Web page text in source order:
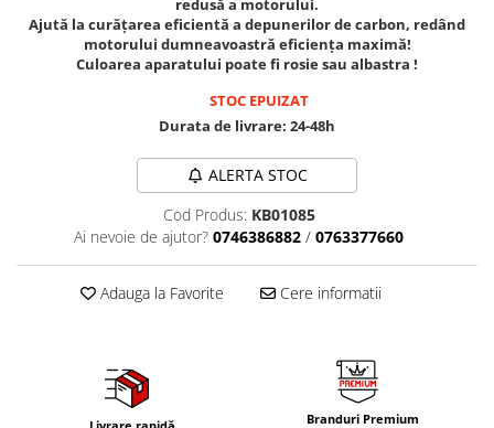
Pompe si Cilindri Hidraulici
Prese pentru arcuri
Redresoare,Roboti Pornire,Cabluri
Accesorii schimb ulei
Chei buson baie ulei
Chei filtru ulei
Recuperatoare de ulei
Scule Ajutatoare
Aparate de nituit si capsat
redusă a motorului.
Ajută la curățarea eficientă a depunerilor de carbon, redând
motorului dumneavoastră eficiența maximă!
Culoarea aparatului poate fi rosie sau albastra !
STOC EPUIZAT
Durata de livrare: 24-48h
ALERTA STOC
Cod Produs: KB01085
Ai nevoie de ajutor? 0746386882 / 0763377660
Adauga la Favorite Cere informatii
Branduri Premium